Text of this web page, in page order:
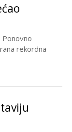
rekordna